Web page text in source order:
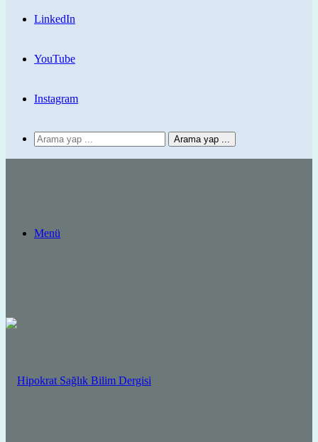
LinkedIn
YouTube
Instagram
Arama yap ...
Menü